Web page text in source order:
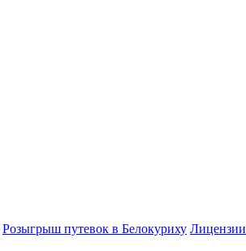
Розыгрыш путевок в Белокуриху